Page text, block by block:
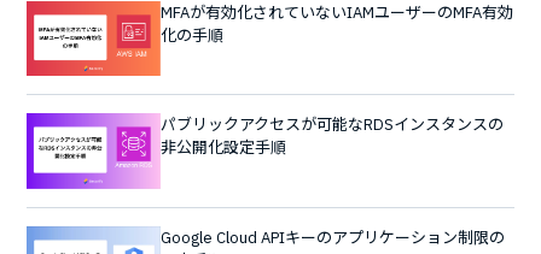
MFAが有効化されていないIAMユーザーのMFA有効
化の手順
パブリックアクセスが可能なRDSインスタンスの
非公開化設定手順
Google Cloud APIキーのアプリケーション制限の